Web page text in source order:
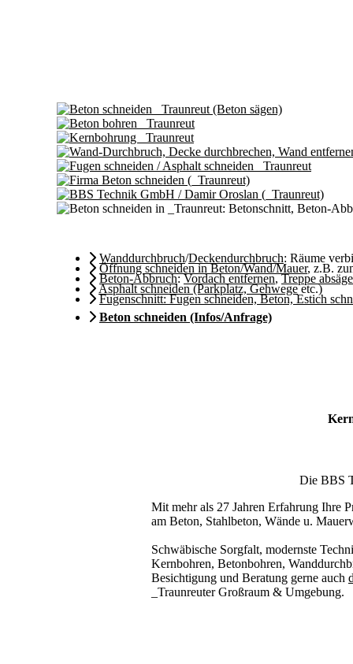
Wanddurchbruch/Deckendurchbruch: Räume
Öffnung schneiden in Beton/Wand/Mauer, z.B.
Beton-Abbruch:Vordach entfernen,Treppe
Asphalt schneiden (Parkplatz, Gehwegeetc.)
Fugenschnitt: Fugen schneiden, Beton, Estich
Beton schneiden (Infos/Anfrage)
Die BBS
Mit mehr als 27 Jahren Erfahrung Ihre
am Beton, Stahlbeton, Wände u.
Schwäbische Sorgfalt, modernste
Kernbohren, Betonbohren,
Besichtigung und Beratung gerne auch
_Traunreuter Großraum & Umgebung.